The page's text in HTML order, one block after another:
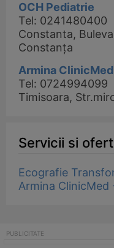
OCH Pediatrie
Tel: 0241480400
Constanta,
Constanța
Armina ClinicMed
Tel: 0724994099
Timisoara,
Servicii si
Ecografie
Armina ClinicMed